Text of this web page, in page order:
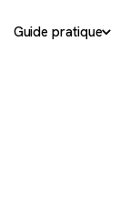
Guide pratique